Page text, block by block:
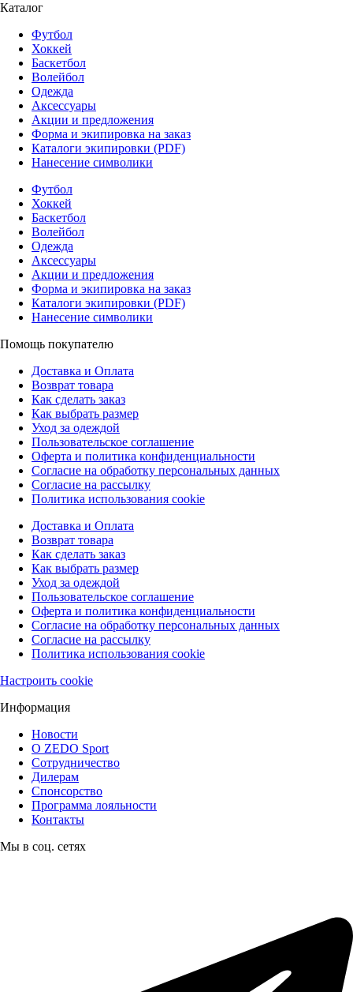
Каталог
Футбол
Хоккей
Баскетбол
Волейбол
Одежда
Аксессуары
Акции и предложения
Форма и экипировка на заказ
Каталоги экипировки (PDF)
Нанесение символики
Футбол
Хоккей
Баскетбол
Волейбол
Одежда
Аксессуары
Акции и предложения
Форма и экипировка на заказ
Каталоги экипировки (PDF)
Нанесение символики
Помощь покупателю
Доставка и Оплата
Возврат товара
Как сделать заказ
Как выбрать размер
Уход за одеждой
Пользовательское соглашение
Оферта и политика конфиденциальности
Согласие на обработку персональных данных
Согласие на рассылку
Политика использования cookie
Доставка и Оплата
Возврат товара
Как сделать заказ
Как выбрать размер
Уход за одеждой
Пользовательское соглашение
Оферта и политика конфиденциальности
Согласие на обработку персональных данных
Согласие на рассылку
Политика использования cookie
Настроить cookie
Информация
Новости
О ZEDO Sport
Сотрудничество
Дилерам
Спонсорство
Программа лояльности
Контакты
Мы в соц. сетях